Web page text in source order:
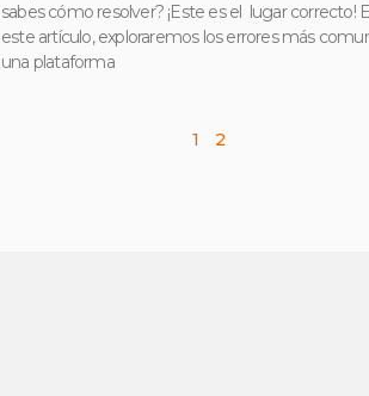
sabes cómo resolver? ¡Este es el lugar correcto!
este artículo, exploraremos los errores más
una plataforma
1 2